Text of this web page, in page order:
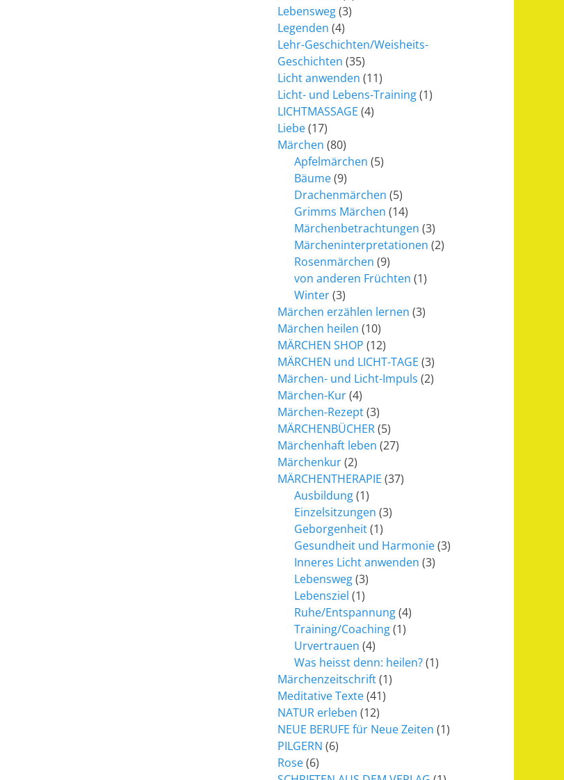
Lebensweg(3)
Legenden (4)
Lehr-Geschichten/Weisheits-
Geschichten (35)
Licht anwenden (11)
Licht- und Lebens-Training(1)
LICHTMASSAGE (4)
Liebe(17)
Märchen (80)
Apfelmärchen (5)
Bäume(9)
Drachenmärchen (5)
Grimms Märchen (14)
Märchenbetrachtungen (3)
Märcheninterpretationen (2)
Rosenmärchen (9)
von anderen Früchten (1)
Winter(3)
Märchen erzählen lernen (3)
Märchen heilen (10)
MÄRCHEN SHOP (12)
MÄRCHEN und LICHT-TAGE (3)
Märchen- und Licht-Impuls (2)
Märchen-Kur(4)
Märchen-Rezept(3)
MÄRCHENBÜCHER(5)
Märchenhaft leben (27)
Märchenkur(2)
MÄRCHENTHERAPIE (37)
Ausbildung(1)
Einzelsitzungen (3)
Geborgenheit(1)
Gesundheit und Harmonie(3)
Inneres Licht anwenden (3)
Lebensweg(3)
Lebensziel (1)
Ruhe/Entspannung(4)
Training/Coaching(1)
Urvertrauen (4)
Was heisst denn: heilen?(1)
Märchenzeitschrift(1)
Meditative Texte(41)
NATUR erleben (12)
NEUE BERUFE für Neue Zeiten (1)
PILGERN (6)
Rose(6)